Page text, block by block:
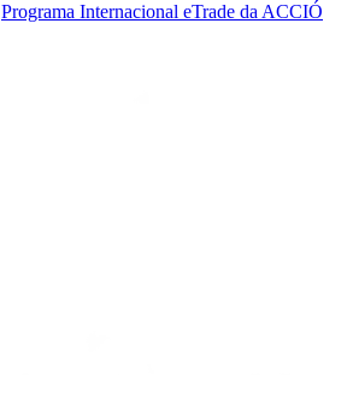
Programa Internacional eTrade da ACCIÓ